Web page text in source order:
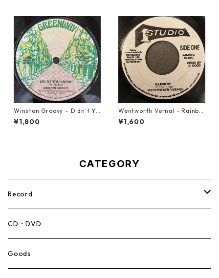
Winston Groovy – Didn’t Yo
u Know【7-21811】
¥1,800
Wentworth Vernal - Rainbo
w【7-21940】
¥1,600
CATEGORY
Record
Mento,Calypso,Ballad
Ska
CD・DVD
Goods